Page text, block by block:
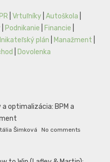
Vrtuľníky Autoškola
Podnikanie Financie
plán Manažment
Dovolenka
a optimalizácia: BPM a
Šimková No comments